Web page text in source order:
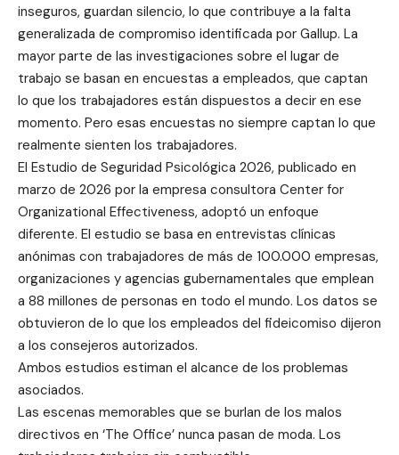
inseguros, guardan silencio, lo que contribuye a la falta
generalizada de compromiso identificada por Gallup. La
mayor parte de las investigaciones sobre el lugar de
trabajo se basan en encuestas a empleados, que captan
lo que los trabajadores están dispuestos a decir en ese
momento. Pero esas encuestas no siempre captan lo que
realmente sienten los trabajadores.
El Estudio de Seguridad Psicológica 2026, publicado en
marzo de 2026 por la empresa consultora Center for
Organizational Effectiveness, adoptó un enfoque
diferente. El estudio se basa en entrevistas clínicas
anónimas con trabajadores de más de 100.000 empresas,
organizaciones y agencias gubernamentales que emplean
a 88 millones de personas en todo el mundo. Los datos se
obtuvieron de lo que los empleados del fideicomiso dijeron
a los consejeros autorizados.
Ambos estudios estiman el alcance de los problemas
asociados.
Las escenas memorables que se burlan de los malos
directivos en ‘The Office’ nunca pasan de moda. Los